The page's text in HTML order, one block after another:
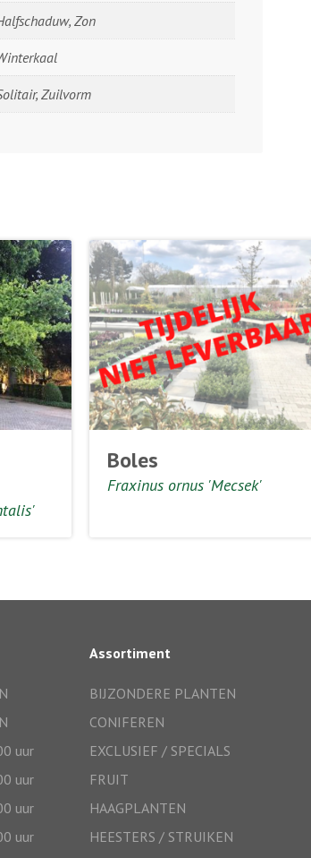
Zon
Zuilvorm
Boles
Fraxinus ornus 'Mecsek'
uur
uur
uur
uur
Assortiment
BIJZONDERE PLANTEN
CONIFEREN
EXCLUSIEF / SPECIALS
FRUIT
HAAGPLANTEN
HEESTERS / STRUIKEN